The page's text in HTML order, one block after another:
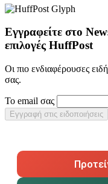
Εγγραφείτε στο
επιλογές HuffPost
Οι πιο ενδιαφέρουσες
σας.
Το email σας
Εγγραφή στις ειδοποιήσεις